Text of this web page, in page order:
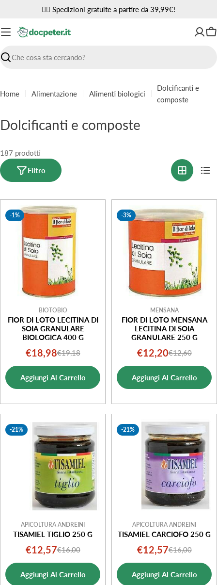
contenuto
✌🏼 Spedizioni gratuite a partire da 39,99€!
Ricerca
Home Alimentazione Alimenti biologici
Dolcificanti e
composte
C
l
l
z
Dolcificanti e composte
187 prodotti
Filtro
-1%
BIOTOBIO
FIOR DI LOTO LECITINA DI
SOIA GRANULARE
BIOLOGICA 400 G
Prezzo
di
vendita
€18,98Prezzo
normale
€19,18
Aggiungi Al Carrello
-3%
MENSANA
FIOR DI LOTO MENSANA
LECITINA DI SOIA
GRANULARE 250 G
Prezzo
di
vendita
€12,20Prezzo
normale
€12,60
Aggiungi Al Carrello
-21%
APICOLTURA ANDREINI
TISAMIEL TIGLIO 250 G
Prezzo
di
vendita
€12,57Prezzo
normale
€16,00
Aggiungi Al Carrello
-21%
APICOLTURA ANDREINI
TISAMIEL CARCIOFO 250 G
Prezzo
di
vendita
€12,57Prezzo
normale
€16,00
Aggiungi Al Carrello